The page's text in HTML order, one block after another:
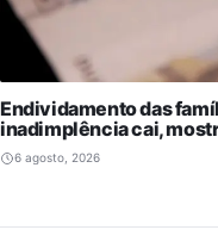
Endividamento das
inadimplência cai,
6 agosto, 2026